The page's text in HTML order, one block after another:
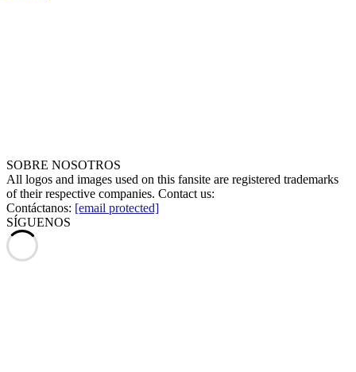
SOBRE NOSOTROS
All logos and images used on this fansite are registered trademarks
of their respective companies. Contact us:
Contáctanos: [email protected]
SÍGUENOS